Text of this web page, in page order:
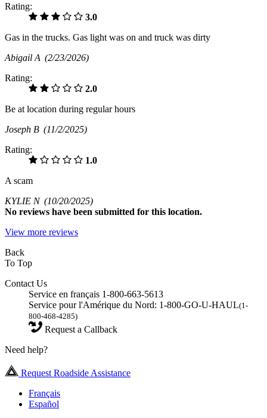
Rating:
3.0
Gas in the trucks. Gas light was on and truck was dirty
Abigail A (2/23/2026)
Rating:
2.0
Be at location during regular hours
Joseph B (11/2/2025)
Rating:
1.0
A scam
KYLIE N (10/20/2025)
No reviews have been submitted for this location.
View more reviews
Back
To Top
Contact Us
Service en français 1-800-663-5613
Service pour l'Amérique du Nord: 1-800-GO-U-HAUL(1-
800-468-4285)
Request a Callback
Need help?
Request Roadside Assistance
Français
Español